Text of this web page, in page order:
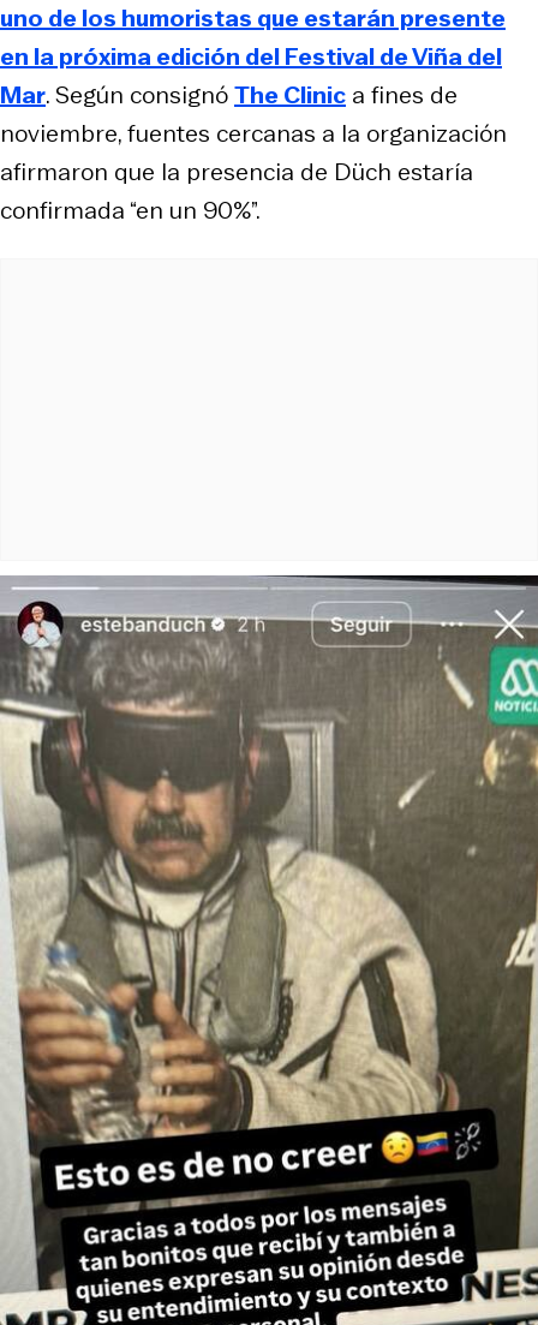
uno de los humoristas que estarán presente
en la próxima edición del Festival de Viña del
Mar. Según consignóThe Clinic a fines de
noviembre, fuentes cercanas a la organización
afirmaron que la presencia de Düch estaría
confirmada “en un 90%”.